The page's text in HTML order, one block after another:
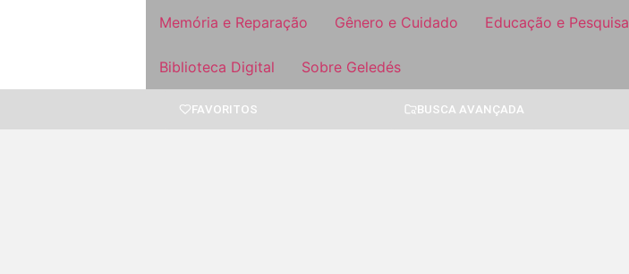
Memória e Reparação Gênero e Cuidado Educação e Pesquisa
Biblioteca Digital Sobre Geledés
FAVORITOS BUSCA AVANÇADA